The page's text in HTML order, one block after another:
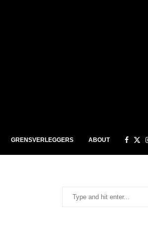
GRENSVERLEGGERS ABOUT